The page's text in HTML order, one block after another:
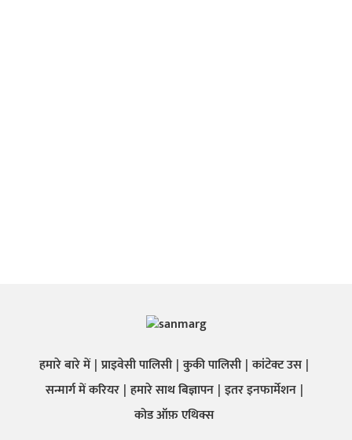
हमारे बारे में प्राइवेसी पालिसी कुकी पालिसी कांटेक्ट उस
सन्मार्ग में करियर हमारे साथ बिज्ञापन इतर इनफार्मेशन
कोड ऑफ़ एथिक्स